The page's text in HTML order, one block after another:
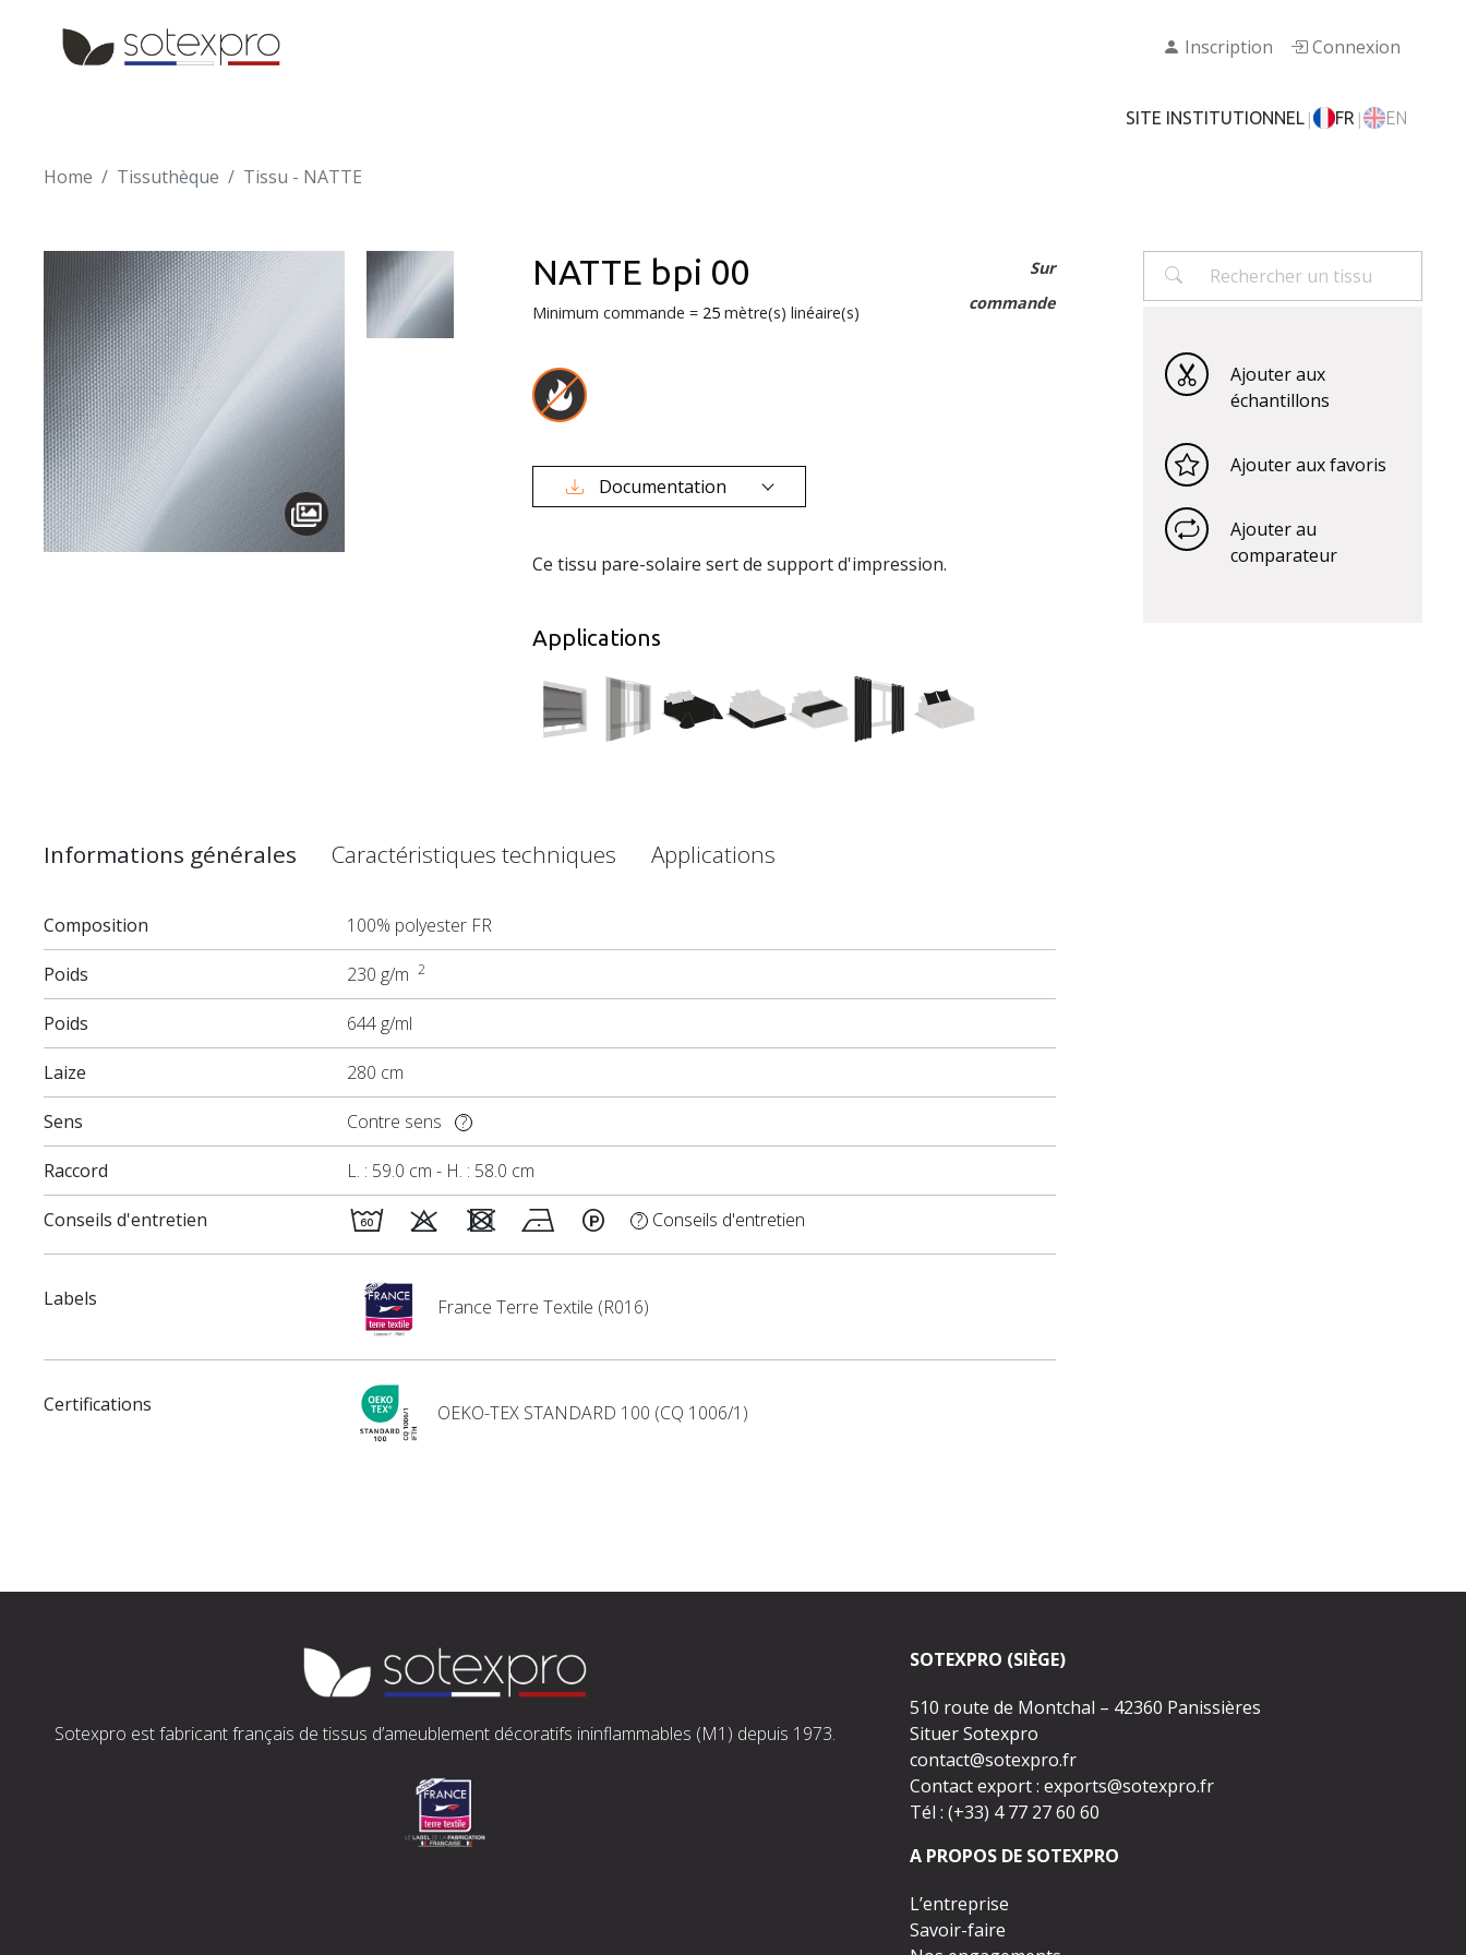
Skip to main content
Inscription
Connexion
SITE INSTITUTIONNEL | FR | EN
Home Tissuthèque Tissu - NATTE
NATTE bpi 00
Minimum commande = 25 mètre(s) linéaire(s)
Sur
commande
Documentation
Ce tissu pare-solaire sert de support d'impression.
Applications
Ajouter aux
échantillons
Ajouter aux favoris
Ajouter au
comparateur
Informations générales Caractéristiques techniques Applications
Composition 100% polyester FR
Poids 230 g/m 2
Poids 644 g/ml
Laize 280 cm
Sens Contre sens ?
Raccord L. : 59.0 cm - H. : 58.0 cm
Conseils d'entretien ? Conseils d'entretien
Labels France Terre Textile (R016)
Certifications OEKO-TEX STANDARD 100 (CQ 1006/1)
Sotexpro est fabricant français de tissus d’ameublement décoratifs ininflammables (M1) depuis 1973.
SOTEXPRO (SIÈGE)
510 route de Montchal – 42360 Panissières
Situer Sotexpro
contact@sotexpro.fr
Contact export :exports@sotexpro.fr
Tél : (+33) 4 77 27 60 60
A PROPOS DE SOTEXPRO
L’entreprise
Savoir-faire